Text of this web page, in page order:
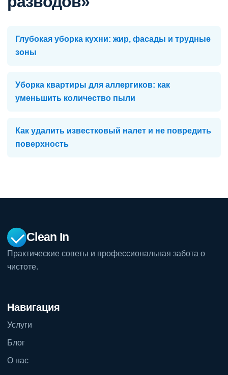
Глубокая уборка кухни: жир, фасады и трудные
зоны
Уборка квартиры для аллергиков: как
уменьшить количество пыли
Как удалить известковый налет и не повредить
поверхность
Clean In
Практические советы и профессиональная забота о
чистоте.
Навигация
Услуги
Блог
О нас